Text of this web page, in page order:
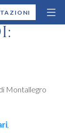
Montallegro
,